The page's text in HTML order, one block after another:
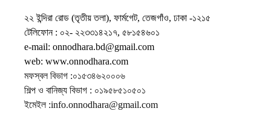
২২ ইন্দিরা রোড (তৃতীয় তলা), ফার্মগেট, তেজগাঁও, ঢাকা -১২১৫
টেলিফোন : ০২- ২২৩৩১৪২১৭, ৫৮১৫৪৬০১
e-mail: onnodhara.bd@gmail.com
web: www.onnodhara.com
মফস্বল বিভাগ :০১৫৩৪৬২০০০৬
শিল্প ও বানিজ্য বিভাগ : ০১৯৫৮৫১০৫০১
ইমেইল :info.onnodhara@gmail.com